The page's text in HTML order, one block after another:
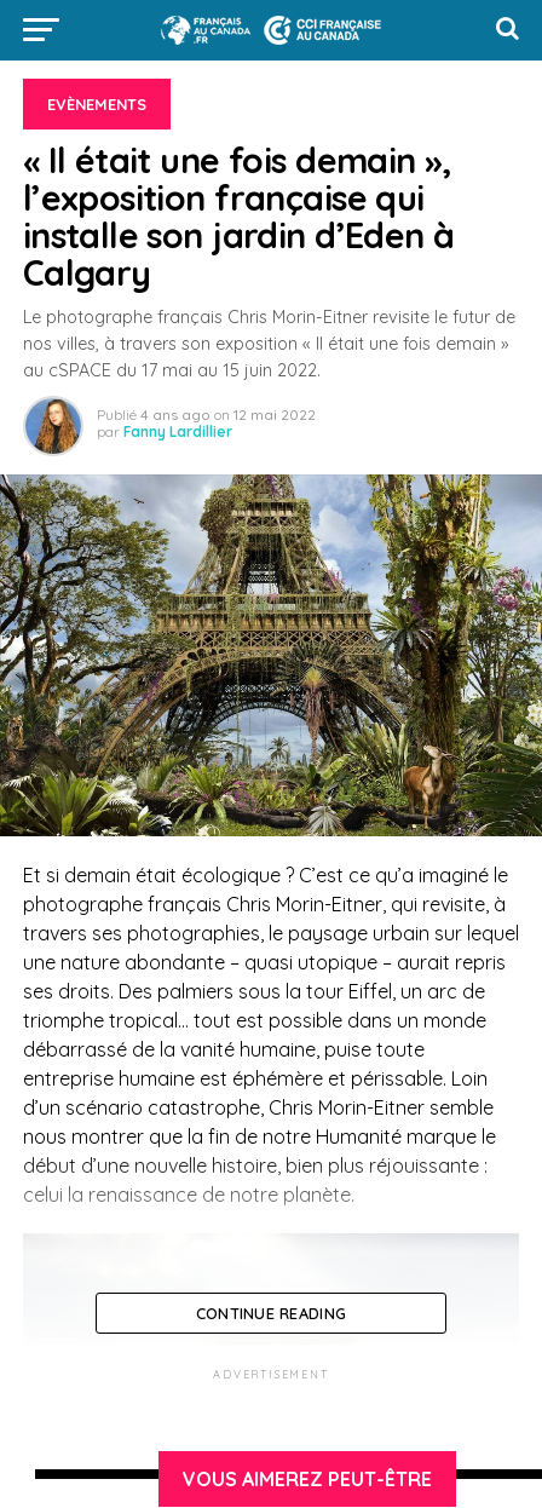
EVÈNEMENTS
« Il était une fois demain »,
l’exposition française qui
installe son jardin d’Eden à
Calgary
Le photographe français Chris Morin-Eitner revisite le futur de
nos villes, à travers son exposition « Il était une fois demain »
au cSPACE du 17 mai au 15 juin 2022.
Publié 4 ans ago on 12 mai 2022
par Fanny Lardillier
Et si demain était écologique ? C’est ce qu’a imaginé le
photographe français Chris Morin-Eitner, qui revisite, à
travers ses photographies, le paysage urbain sur lequel
une nature abondante – quasi utopique – aurait repris
ses droits. Des palmiers sous la tour Eiffel, un arc de
triomphe tropical… tout est possible dans un monde
débarrassé de la vanité humaine, puise toute
entreprise humaine est éphémère et périssable. Loin
d’un scénario catastrophe, Chris Morin-Eitner semble
nous montrer que la fin de notre Humanité marque le
début d’une nouvelle histoire, bien plus réjouissante :
celui la renaissance de notre planète.
CONTINUE READING
ADVERTISEMENT
VOUS AIMEREZ PEUT-ÊTRE